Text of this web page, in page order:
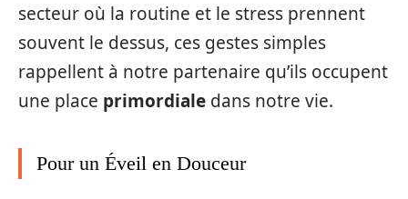
secteur où la routine et le stress prennent
souvent le dessus, ces gestes simples
rappellent à notre partenaire qu’ils occupent
une place primordiale dans notre vie.
Pour un Éveil en Douceur